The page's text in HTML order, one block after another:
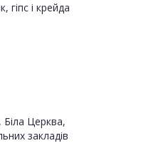
і крейда
Біла Церква,
закладів